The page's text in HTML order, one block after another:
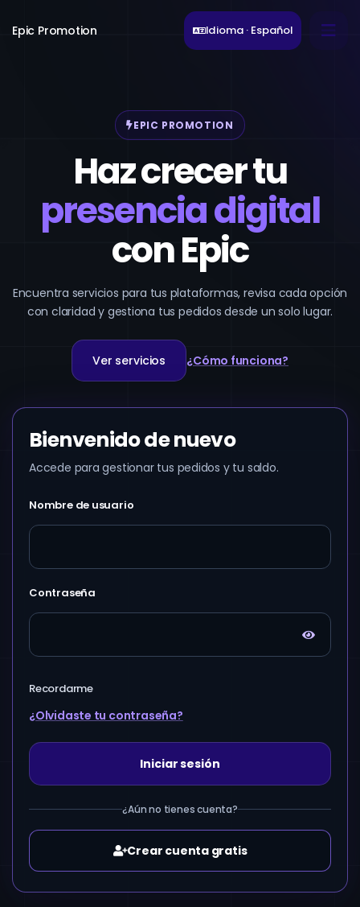
Epic Promotion Idioma · Español
EPIC PROMOTION
Haz crecer tu
presencia digital
con Epic
Encuentra servicios para tus plataformas, revisa cada opción
con claridad y gestiona tus pedidos desde un solo lugar.
Ver servicios ¿Cómo funciona?
Bienvenido de nuevo
Accede para gestionar tus pedidos y tu saldo.
Nombre de usuario
Contraseña
Recordarme
¿Olvidaste tu contraseña?
Iniciar sesión
¿Aún no tienes cuenta?
Crear cuenta gratis